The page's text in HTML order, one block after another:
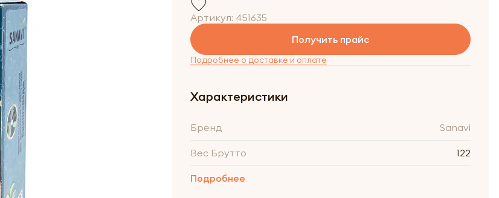
Артикул: 451635
Получить прайс
Подробнее о доставке и оплате
Характеристики
Бренд Sanavi
Вес Брутто 122
Подробнее